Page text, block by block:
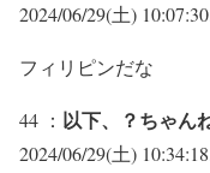
2024/06/29(土)
フィリピンだな
44 ： 以下、？ちゃん
2024/06/29(土)